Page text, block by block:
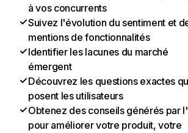
à vos concurrents
Suivez l'évolution du sentiment et
mentions de fonctionnalités
Identifier les lacunes du marché
émergent
Découvrez les questions exactes
posent les utilisateurs
Obtenez des conseils générés par
pour améliorer votre produit, votre